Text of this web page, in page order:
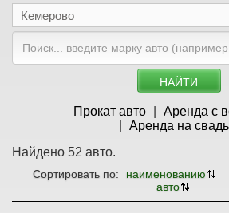
Кемерово
НАЙТИ
Прокат авто
Аренда с
Аренда на
Найдено 52 авто.
Сортировать по: наименованию
авто